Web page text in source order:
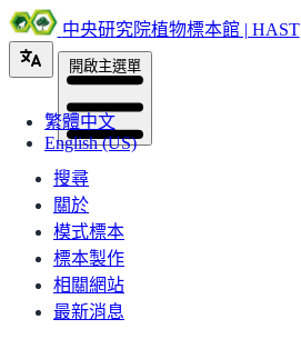
中央研究院植物標本館 | HAST
繁體中文
English (US)
開啟主選單
搜尋
關於
模式標本
標本製作
相關網站
最新消息